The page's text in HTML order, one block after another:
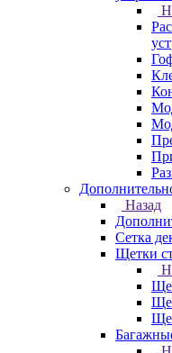
Назад
Сетка
Щетки